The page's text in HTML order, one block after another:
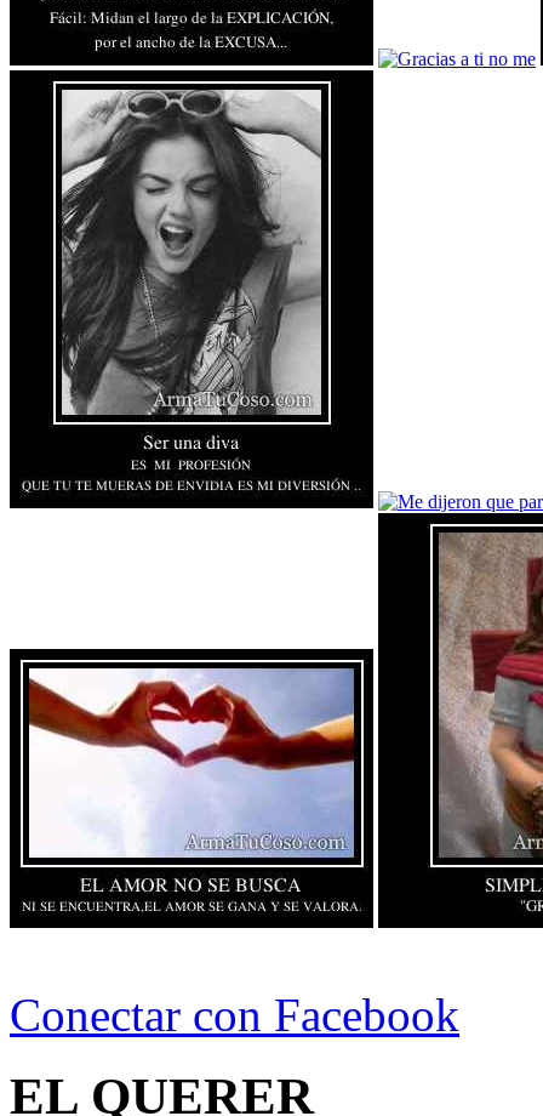
Conectar con Facebook
EL QUERER